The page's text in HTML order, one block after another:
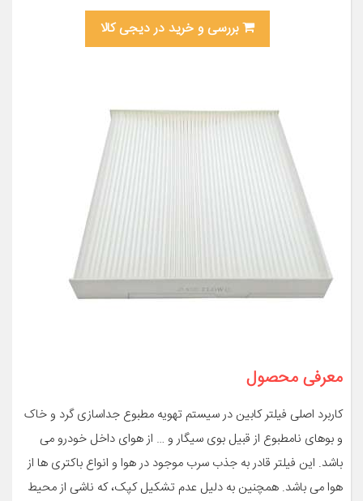
بررسی و خرید در دیجی کالا
معرفی محصول
کاربرد اصلی فیلتر کابین در سیستم تهویه مطبوع جداسازی گرد و خاک
و بوهای نامطبوع از قبیل بوی سیگار و … از هوای داخل خودرو می
باشد. این فیلتر قادر به جذب سرب موجود در هوا و انواع باکتری ها از
هوا می باشد. همچنین به دلیل عدم تشکیل کپک، که ناشی از محیط